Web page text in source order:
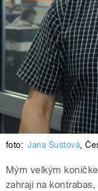
foto: Jana Šustová,
Mým velkým
zahraji na